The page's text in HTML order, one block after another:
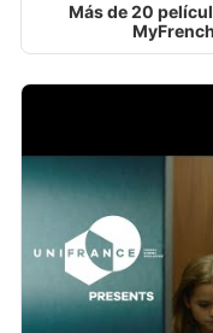
Más de 20